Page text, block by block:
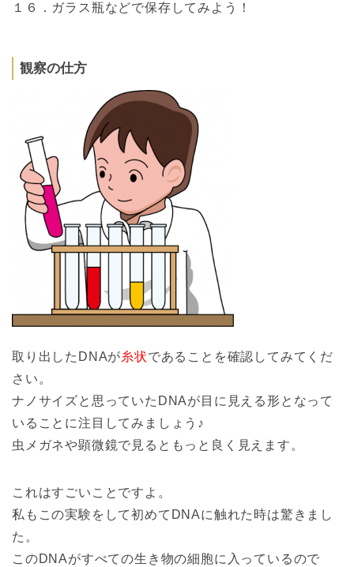
１６．ガラス瓶などで保存してみよう！
観察の仕方
取り出したDNAが糸状であることを確認してみてくだ
さい。
ナノサイズと思っていたDNAが目に見える形となって
いることに注目してみましょう♪
虫メガネや顕微鏡で見るともっと良く見えます。
これはすごいことですよ。
私もこの実験をして初めてDNAに触れた時は驚きまし
た。
このDNAがすべての生き物の細胞に入っているので